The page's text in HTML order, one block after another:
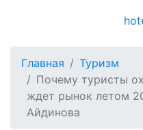
Главная
Туризм
Почему туристы
ждет рынок летом
Айдинова